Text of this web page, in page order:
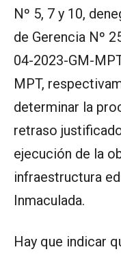
Nº 5, 7 y 10,
de Gerencia Nº
04-2023-GM-
MPT,
determinar la
retraso
ejecución de la
infraestructura
Inmaculada.
Hay que indicar